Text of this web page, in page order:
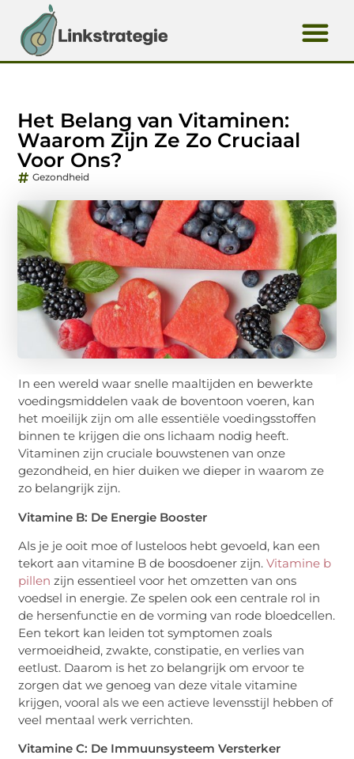
Het Belang van Vitaminen:
Waarom Zijn Ze Zo Cruciaal
Voor Ons?
Gezondheid
In een wereld waar snelle maaltijden en bewerkte
voedingsmiddelen vaak de boventoon voeren, kan
het moeilijk zijn om alle essentiële voedingsstoffen
binnen te krijgen die ons lichaam nodig heeft.
Vitaminen zijn cruciale bouwstenen van onze
gezondheid, en hier duiken we dieper in waarom ze
zo belangrijk zijn.
Vitamine B: De Energie Booster
Als je je ooit moe of lusteloos hebt gevoeld, kan een
tekort aan vitamine B de boosdoener zijn.Vitamine b
pillen zijn essentieel voor het omzetten van ons
voedsel in energie. Ze spelen ook een centrale rol in
de hersenfunctie en de vorming van rode bloedcellen.
Een tekort kan leiden tot symptomen zoals
vermoeidheid, zwakte, constipatie, en verlies van
eetlust. Daarom is het zo belangrijk om ervoor te
zorgen dat we genoeg van deze vitale vitamine
krijgen, vooral als we een actieve levensstijl hebben of
veel mentaal werk verrichten.
Vitamine C: De Immuunsysteem Versterker